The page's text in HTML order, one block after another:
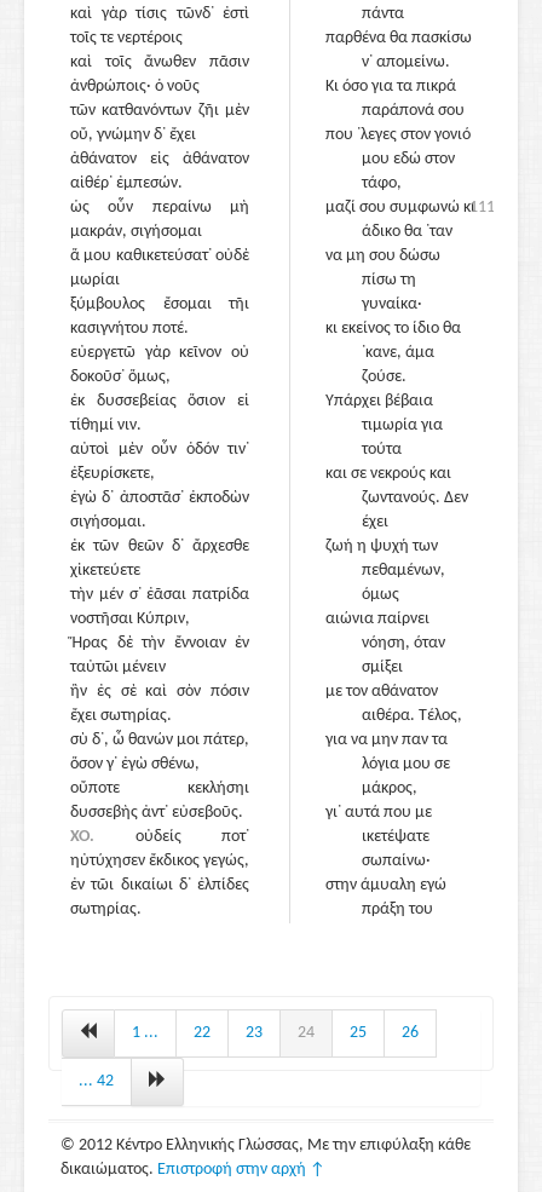
καὶ γὰρ τίσις τῶνδ᾽ ἐστὶ
τοῖς τε νερτέροις
καὶ τοῖς ἄνωθεν πᾶσιν
ἀνθρώποις· ὁ νοῦς
τῶν κατθανόντων ζῆι μὲν
οὔ, γνώμην δ᾽ ἔχει
ἀθάνατον εἰς ἀθάνατον
αἰθέρ᾽ ἐμπεσών.
ὡς οὖν περαίνω μὴ
μακράν, σιγήσομαι
ἅ μου καθικετεύσατ᾽ οὐδὲ
μωρίαι
ξύμβουλος ἔσομαι τῆι
κασιγνήτου ποτέ.
εὐεργετῶ γὰρ κεῖνον οὐ
δοκοῦσ᾽ ὅμως,
ἐκ δυσσεβείας ὅσιον εἰ
τίθημί νιν.
αὐτοὶ μὲν οὖν ὁδόν τιν᾽
ἐξευρίσκετε,
ἐγὼ δ᾽ ἀποστᾶσ᾽ ἐκποδὼν
σιγήσομαι.
ἐκ τῶν θεῶν δ᾽ ἄρχεσθε
χἰκετεύετε
τὴν μέν σ᾽ ἐᾶσαι πατρίδα
νοστῆσαι Κύπριν,
Ἥρας δὲ τὴν ἔννοιαν ἐν
ταὐτῶι μένειν
ἣν ἐς σὲ καὶ σὸν πόσιν
ἔχει σωτηρίας.
σὺ δ᾽, ὦ θανών μοι πάτερ,
ὅσον γ᾽ ἐγὼ σθένω,
οὔποτε κεκλήσηι
δυσσεβὴς ἀντ᾽ εὐσεβοῦς.
ΧΟ. οὐδείς ποτ᾽
ηὐτύχησεν ἔκδικος γεγώς,
ἐν τῶι δικαίωι δ᾽ ἐλπίδες
σωτηρίας.
πάντα
παρθένα θα πασκίσω
ν᾽ απομείνω.
Κι όσο για τα πικρά
παράπονά σου
που ᾽λεγες στον γονιό
μου εδώ στον
τάφο,
1110
μαζί σου συμφωνώ κι
άδικο θα ᾽ταν
να μη σου δώσω
πίσω τη
γυναίκα·
κι εκείνος το ίδιο θα
᾽κανε, άμα
ζούσε.
Υπάρχει βέβαια
τιμωρία για
τούτα
και σε νεκρούς και
ζωντανούς. Δεν
έχει
ζωή η ψυχή των
πεθαμένων,
όμως
αιώνια παίρνει
νόηση, όταν
σμίξει
με τον αθάνατον
αιθέρα. Τέλος,
για να μην παν τα
λόγια μου σε
μάκρος,
γι᾽ αυτά που με
ικετέψατε
σωπαίνω·
στην άμυαλη εγώ
πράξη του
μεγάλη, κι ας μη
φαίνεται έτσι,
αν θα ᾽ναι
να βρείτε κάποια
1 ... 22 23 24 25 26
... 42
© 2012 Κέντρο Ελληνικής Γλώσσας, Με την επιφύλαξη κάθε
δικαιώματος. Επιστροφή στην αρχή ↑